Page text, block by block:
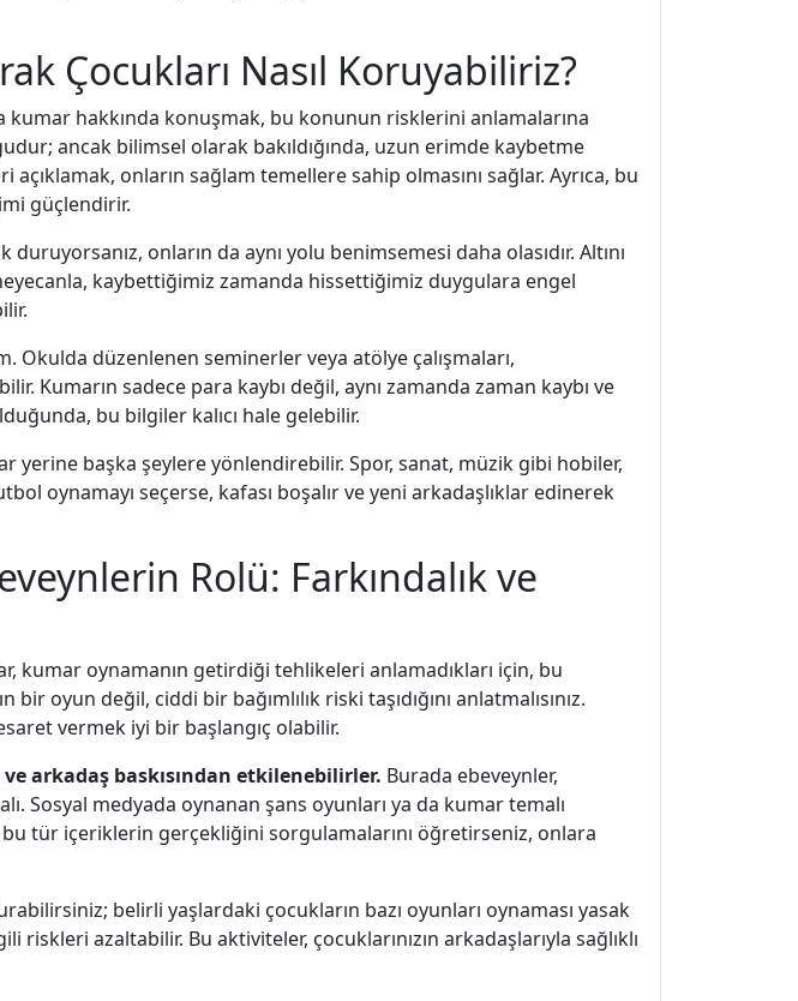
Çocukları Nasıl Koruyabiliriz?
kumar hakkında konuşmak, bu konunun risklerini anlamalarına
ancak bilimsel olarak bakıldığında, uzun erimde kaybetme
onların sağlam temellere sahip olmasını sağlar. Ayrıca, bu
güçlendirir.
onların da aynı yolu benimsemesi daha olasıdır. Altını
kaybettiğimiz zamanda hissettiğimiz duygulara engel
düzenlenen seminerler veya atölye çalışmaları,
Kumarın sadece para kaybı değil, aynı zamanda zaman kaybı ve
bu bilgiler kalıcı hale gelebilir.
başka şeylere yönlendirebilir. Spor, sanat, müzik gibi hobiler,
oynamayı seçerse, kafası boşalır ve yeni arkadaşlıklar edinerek
Rolü: Farkındalık ve
kumar oynamanın getirdiği tehlikeleri anlamadıkları için, bu
oyun değil, ciddi bir bağımlılık riski taşıdığını anlatmalısınız.
vermek iyi bir başlangıç olabilir.
arkadaş baskısından etkilenebilirler. Burada ebeveynler,
Sosyal medyada oynanan şans oyunları ya da kumar temalı
tür içeriklerin gerçekliğini sorgulamalarını öğretirseniz, onlara
belirli yaşlardaki çocukların bazı oyunları oynaması yasak
azaltabilir. Bu aktiviteler, çocuklarınızın arkadaşlarıyla sağlıklı